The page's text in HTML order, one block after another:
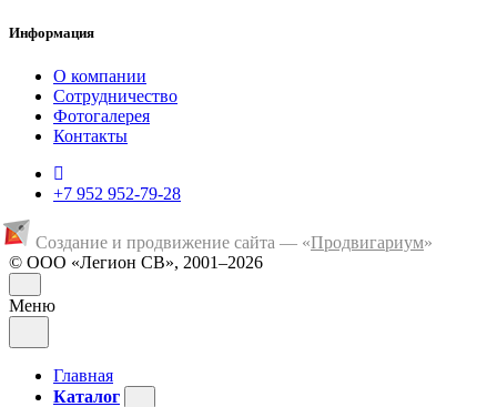
Информация
О компании
Сотрудничество
Фотогалерея
Контакты
+7 952 952-79-28
Создание и продвижение сайта — «Продвигариум»
© ООО «Легион СВ», 2001–2026
Меню
Главная
Каталог